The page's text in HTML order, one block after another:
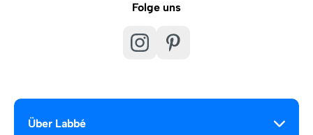
Folge uns
Über Labbé